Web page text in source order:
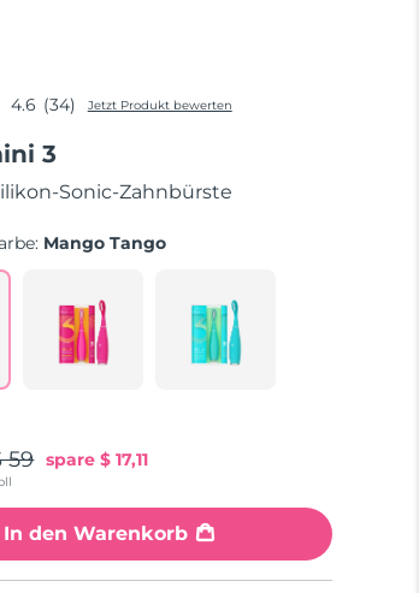
4.6 (34) Jetzt Produkt bewerten
3
Sonic-Zahnbürste
Mango Tango
59 spare$ 17,11
In den Warenkorb